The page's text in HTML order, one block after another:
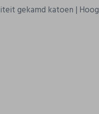
gekamd katoen | Hoog